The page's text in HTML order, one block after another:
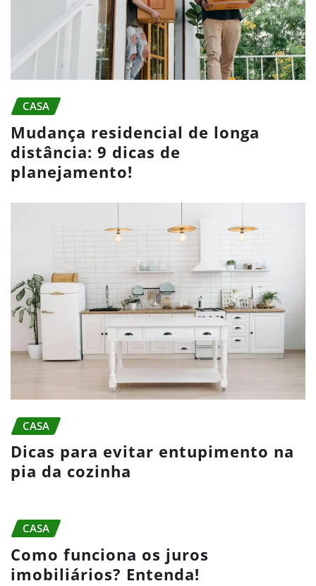
CASA
Mudança residencial de longa
distância: 9 dicas de
planejamento!
CASA
Dicas para evitar entupimento na
pia da cozinha
CASA
Como funciona os juros
imobiliários? Entenda!